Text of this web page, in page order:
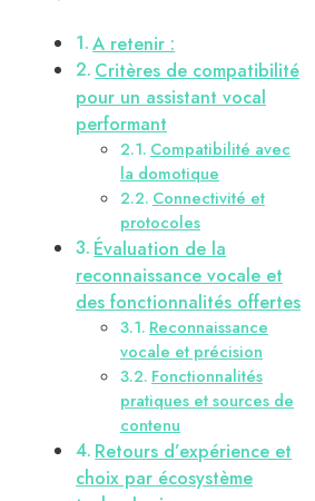
A retenir :
Critères de compatibilité
pour un assistant vocal
performant
Compatibilité avec
la domotique
Connectivité et
protocoles
Évaluation de la
reconnaissance vocale et
des fonctionnalités offertes
Reconnaissance
vocale et précision
Fonctionnalités
pratiques et sources de
contenu
Retours d’expérience et
choix par écosystème